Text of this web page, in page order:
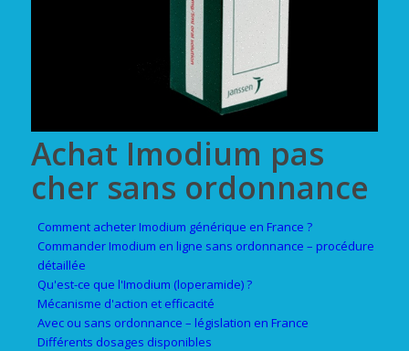
Achat Imodium pas
cher sans ordonnance
Comment acheter Imodium générique en France ?
Commander Imodium en ligne sans ordonnance – procédure
détaillée
Qu'est-ce que l'Imodium (loperamide) ?
Mécanisme d'action et efficacité
Avec ou sans ordonnance – législation en France
Différents dosages disponibles